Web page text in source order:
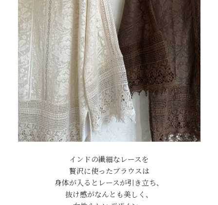
インドの繊細なレースを
贅沢に使ったブラウスは
身体が入るとレースが引き立ち、
抜け感がなんとも美しく、